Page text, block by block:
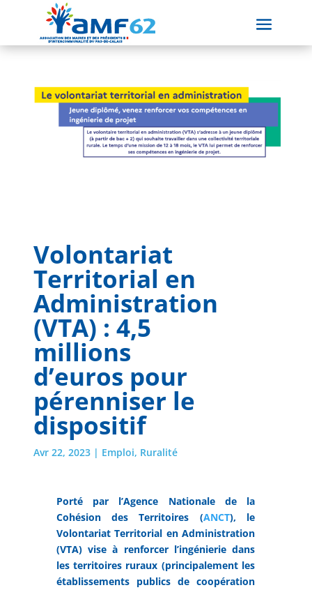
Volontariat
Territorial en
Administration
(VTA) : 4,5
millions
d’euros pour
pérenniser le
dispositif
Avr 22, 2023| Emploi, Ruralité
Porté par l’Agence Nationale de la
Cohésion des Territoires (ANCT), le
Volontariat Territorial en Administration
(VTA) vise à renforcer l’ingénierie dans
les territoires ruraux (principalement les
établissements publics de coopération